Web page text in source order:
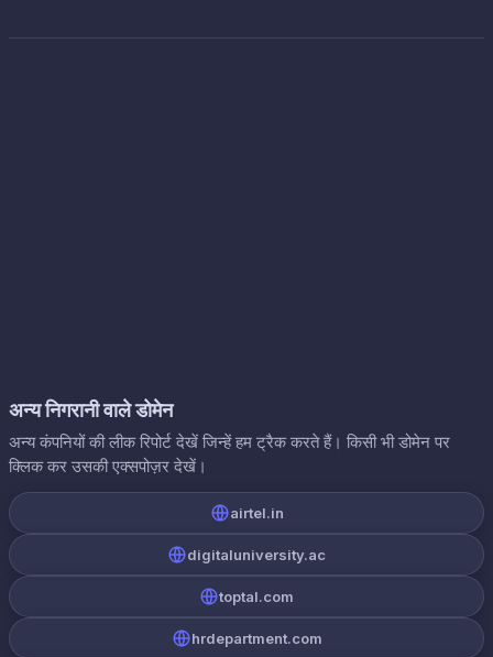
अन्य निगरानी वाले डोमेन
अन्य कंपनियों की लीक रिपोर्ट देखें जिन्हें हम ट्रैक करते हैं। किसी भी डोमेन पर
क्लिक कर उसकी एक्सपोज़र देखें।
airtel.in
digitaluniversity.ac
toptal.com
hrdepartment.com